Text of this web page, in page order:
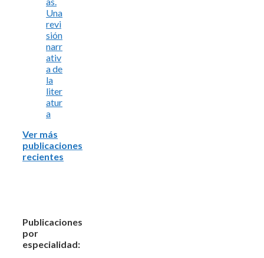
Una
revi
sión
narr
ativ
a de
la
liter
atur
a
Ver más
publicaciones
recientes
Publicaciones
por
especialidad: